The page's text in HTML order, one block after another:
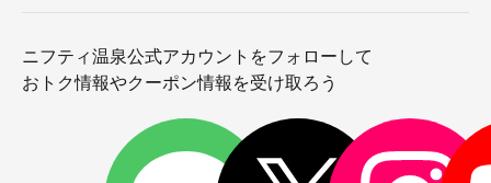
ニフティ温泉公式アカウントをフォローして
おトク情報やクーポン情報を受け取ろう